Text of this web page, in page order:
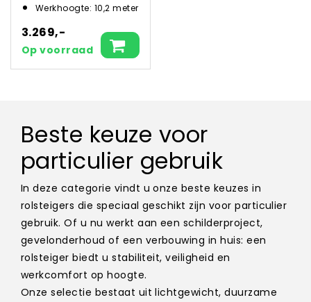
Werkhoogte: 10,2 meter
3.269,-
Op voorraad
Beste keuze voor
particulier gebruik
In deze categorie vindt u onze beste keuzes in
rolsteigers die speciaal geschikt zijn voor particulier
gebruik. Of u nu werkt aan een schilderproject,
gevelonderhoud of een verbouwing in huis: een
rolsteiger biedt u stabiliteit, veiligheid en
werkcomfort op hoogte.
Onze selectie bestaat uit lichtgewicht, duurzame